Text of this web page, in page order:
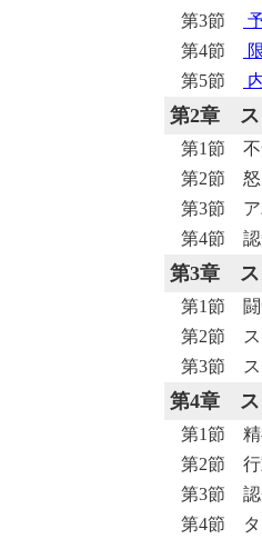
第3節
第4節
第5節
第2章
第1節
第2節 怒
第3節 ア
第4節 認
第3章
第1節 闘
第2節 ス
第3節 ス
第4章
第1節 精
第2節 行
第3節 認
第4節 タ